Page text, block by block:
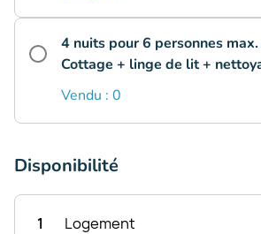
4 nuits pour 6 personnes
Cottage + linge de lit +
Vendu : 0
Disponibilité
1 Logement